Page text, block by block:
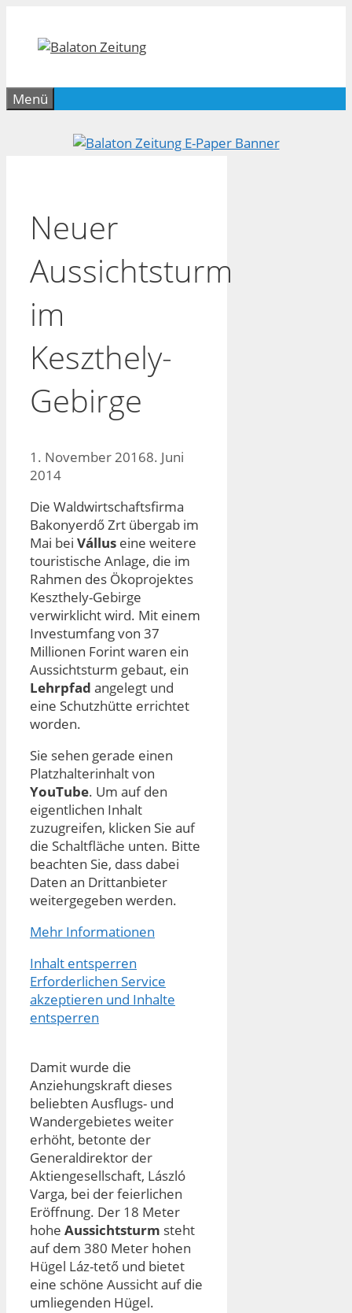
springen
Menü
Neuer
Aussichtsturm
im
Keszthely-
Gebirge
1. November 20168. Juni
2014
Die Waldwirtschaftsfirma
Bakonyerdő Zrt übergab im
Mai bei Vállus eine weitere
touristische Anlage, die im
Rahmen des Ökoprojektes
Keszthely-Gebirge
verwirklicht wird. Mit einem
Investumfang von 37
Millionen Forint waren ein
Aussichtsturm gebaut, ein
Lehrpfad angelegt und
eine Schutzhütte errichtet
worden.
Sie sehen gerade einen
Platzhalterinhalt von
YouTube. Um auf den
eigentlichen Inhalt
zuzugreifen, klicken Sie auf
die Schaltfläche unten. Bitte
beachten Sie, dass dabei
Daten an Drittanbieter
weitergegeben werden.
Mehr Informationen
Inhalt entsperren
Erforderlichen Service
akzeptieren und Inhalte
entsperren
Damit wurde die
Anziehungskraft dieses
beliebten Ausflugs- und
Wandergebietes weiter
erhöht, betonte der
Generaldirektor der
Aktiengesellschaft, László
Varga, bei der feierlichen
Eröffnung. Der 18 Meter
hohe Aussichtsturm steht
auf dem 380 Meter hohen
Hügel Láz-tető und bietet
eine schöne Aussicht auf die
umliegenden Hügel.